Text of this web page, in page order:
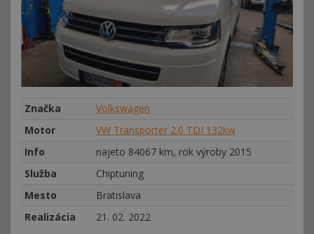
Značka
Volkswagen
Motor
VW Transporter 2.0 TDI 132kw
Info
najeto 84067 km, rok výroby 2015
Služba
Chiptuning
Mesto
Bratislava
Realizácia
21. 02. 2022